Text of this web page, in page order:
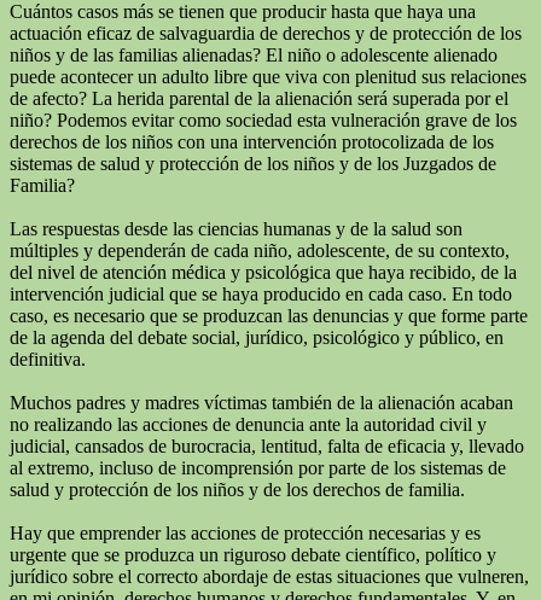
Cuántos casos más se tienen que producir hasta que haya una
actuación eficaz de salvaguardia de derechos y de protección de los
niños y de las familias alienadas? El niño o adolescente alienado
puede acontecer un adulto libre que viva con plenitud sus relaciones
de afecto? La herida parental de la alienación será superada por el
niño? Podemos evitar como sociedad esta vulneración grave de los
derechos de los niños con una intervención protocolizada de los
sistemas de salud y protección de los niños y de los Juzgados de
Familia?
Las respuestas desde las ciencias humanas y de la salud son
múltiples y dependerán de cada niño, adolescente, de su contexto,
del nivel de atención médica y psicológica que haya recibido, de la
intervención judicial que se haya producido en cada caso. En todo
caso, es necesario que se produzcan las denuncias y que forme parte
de la agenda del debate social, jurídico, psicológico y público, en
definitiva.
Muchos padres y madres víctimas también de la alienación acaban
no realizando las acciones de denuncia ante la autoridad civil y
judicial, cansados de burocracia, lentitud, falta de eficacia y, llevado
al extremo, incluso de incomprensión por parte de los sistemas de
salud y protección de los niños y de los derechos de familia.
Hay que emprender las acciones de protección necesarias y es
urgente que se produzca un riguroso debate científico, político y
jurídico sobre el correcto abordaje de estas situaciones que vulneren,